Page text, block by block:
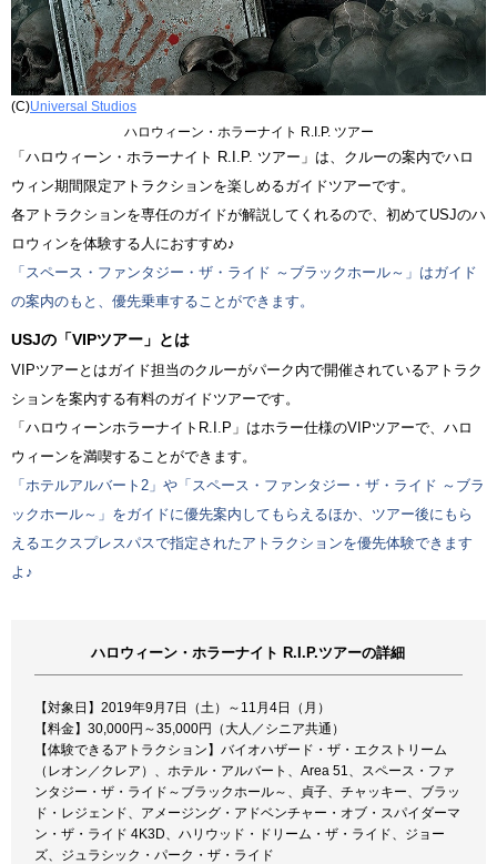
(C)Universal Studios
ハロウィーン・ホラーナイト R.I.P. ツアー
「ハロウィーン・ホラーナイト R.I.P. ツアー」は、クルーの案内でハロ
ウィン期間限定アトラクションを楽しめるガイドツアーです。
各アトラクションを専任のガイドが解説してくれるので、初めてUSJのハ
ロウィンを体験する人におすすめ♪
「スペース・ファンタジー・ザ・ライド ～ブラックホール～」はガイド
の案内のもと、優先乗車することができます。
USJの「VIPツアー」とは
VIPツアーとはガイド担当のクルーがパーク内で開催されているアトラク
ションを案内する有料のガイドツアーです。
「ハロウィーンホラーナイトR.I.P」はホラー仕様のVIPツアーで、ハロ
ウィーンを満喫することができます。
「ホテルアルバート2」や「スペース・ファンタジー・ザ・ライド ～ブラ
ックホール～」をガイドに優先案内してもらえるほか、ツアー後にもら
えるエクスプレスパスで指定されたアトラクションを優先体験できます
よ♪
ハロウィーン・ホラーナイト R.I.P.ツアーの詳細
【対象日】2019年9月7日（土）～11月4日（月）
【料金】30,000円～35,000円（大人／シニア共通）
【体験できるアトラクション】バイオハザード・ザ・エクストリーム
（レオン／クレア）、ホテル・アルバート、Area 51、スペース・ファ
ンタジー・ザ・ライド～ブラックホール～、貞子、チャッキー、ブラッ
ド・レジェンド、アメージング・アドベンチャー・オブ・スパイダーマ
ン・ザ・ライド 4K3D、ハリウッド・ドリーム・ザ・ライド、ジョー
ズ、ジュラシック・パーク・ザ・ライド